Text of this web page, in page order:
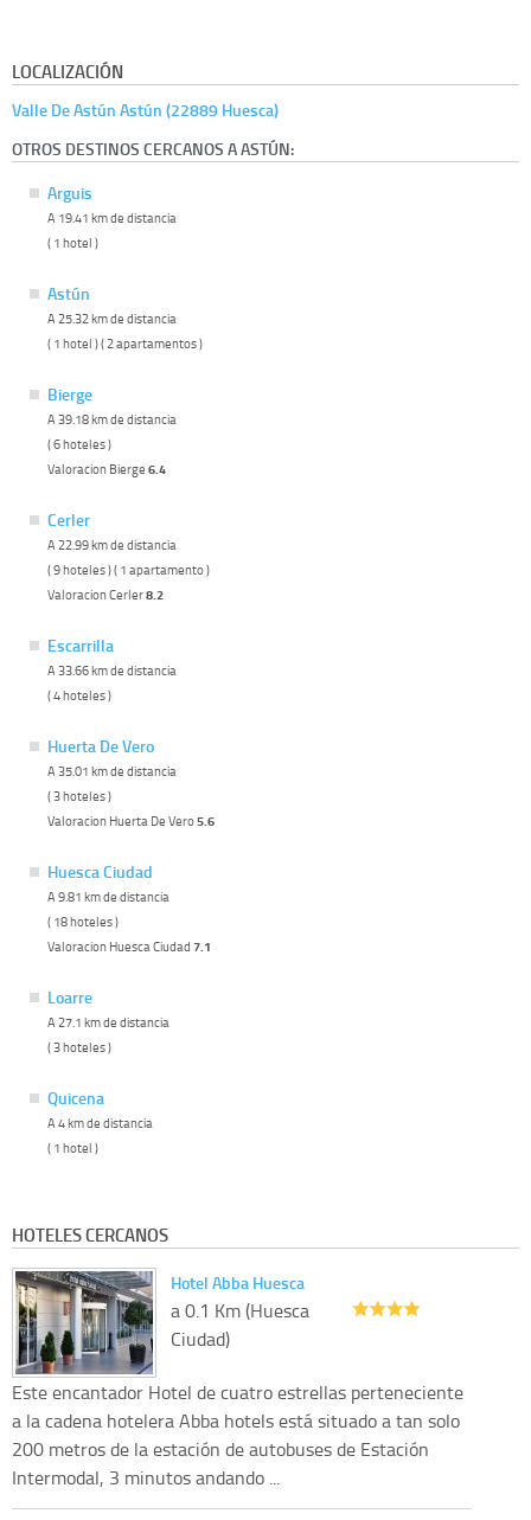
LOCALIZACIÓN
Valle De Astún Astún (22889 Huesca)
OTROS DESTINOS CERCANOS A ASTÚN:
Arguis
A 19.41 km de distancia
( 1 hotel )
Astún
A 25.32 km de distancia
( 1 hotel ) ( 2 apartamentos )
Bierge
A 39.18 km de distancia
( 6 hoteles )
Valoracion Bierge 6.4
Cerler
A 22.99 km de distancia
( 9 hoteles ) ( 1 apartamento )
Valoracion Cerler8.2
Escarrilla
A 33.66 km de distancia
( 4 hoteles )
Huerta De Vero
A 35.01 km de distancia
( 3 hoteles )
Valoracion Huerta De Vero5.6
Huesca Ciudad
A 9.81 km de distancia
( 18 hoteles )
Valoracion Huesca Ciudad 7.1
Loarre
A 27.1 km de distancia
( 3 hoteles )
Quicena
A 4 km de distancia
( 1 hotel )
HOTELES CERCANOS
Hotel Abba Huesca
a 0.1 Km (Huesca
Ciudad)
Este encantador Hotel de cuatro estrellas perteneciente
a la cadena hotelera Abba hotels está situado a tan solo
200 metros de la estación de autobuses de Estación
Intermodal, 3 minutos andando ...